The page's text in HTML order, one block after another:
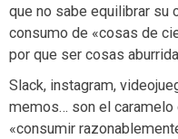
que no sabe equilibrar su
consumo de «cosas de
por que ser cosas
Slack, instagram,
memos… son el caramelo
«consumir